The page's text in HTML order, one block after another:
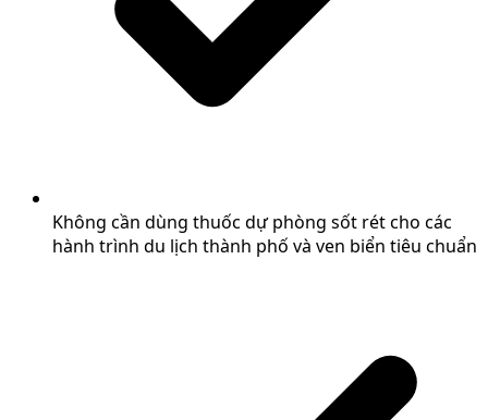
Không cần dùng thuốc dự phòng sốt rét cho các
hành trình du lịch thành phố và ven biển tiêu chuẩn